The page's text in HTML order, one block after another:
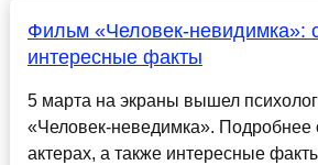
Фильм «Человек-невидимка»:
интересные факты
5 марта на экраны вышел
«Человек-неведимка». Подробнее
актерах, а также интересные